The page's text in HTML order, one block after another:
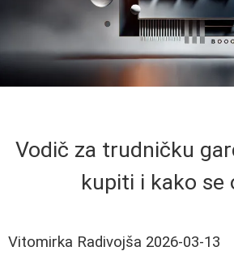
Vodič za trudničku
kupiti i kako se
Vitomirka Radivojša 2026-03-13